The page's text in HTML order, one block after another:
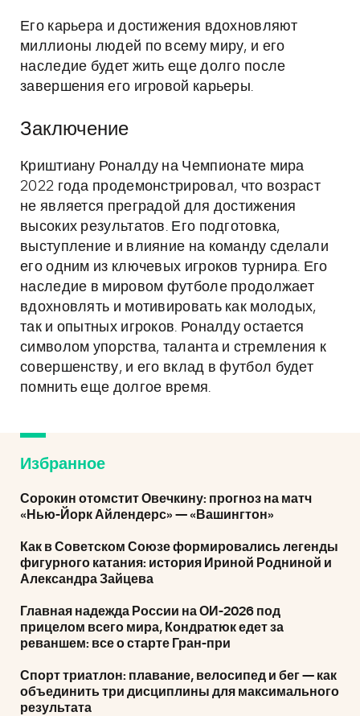
Его карьера и достижения вдохновляют
миллионы людей по всему миру, и его
наследие будет жить еще долго после
завершения его игровой карьеры.
Заключение
Криштиану Роналду на Чемпионате мира
2022 года продемонстрировал, что возраст
не является преградой для достижения
высоких результатов. Его подготовка,
выступление и влияние на команду сделали
его одним из ключевых игроков турнира. Его
наследие в мировом футболе продолжает
вдохновлять и мотивировать как молодых,
так и опытных игроков. Роналду остается
символом упорства, таланта и стремления к
совершенству, и его вклад в футбол будет
помнить еще долгое время.
Избранное
Сорокин отомстит Овечкину: прогноз на матч
«Нью-Йорк Айлендерс» — «Вашингтон»
Как в Советском Союзе формировались легенды
фигурного катания: история Ириной Родниной и
Александра Зайцева
Главная надежда России на ОИ-2026 под
прицелом всего мира, Кондратюк едет за
реваншем: все о старте Гран-при
Спорт триатлон: плавание, велосипед и бег — как
объединить три дисциплины для максимального
результата